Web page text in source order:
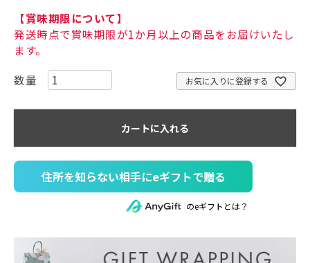
【賞味期限について】
発送時点で賞味期限が1か月以上の商品をお届けいたし
ます。
お気に入りに登録する
カートに入れる
住所を知らない相手にeギフトで贈る
のeギフトとは？